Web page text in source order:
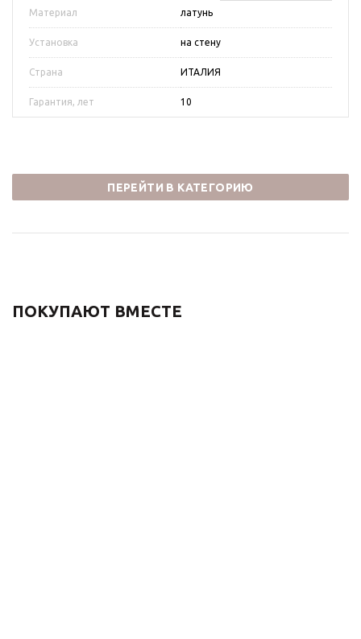
Материал
латунь
Установка на стену
Страна ИТАЛИЯ
Гарантия, лет 10
ПЕРЕЙТИ В КАТЕГОРИЮ
ПОКУПАЮТ ВМЕСТЕ